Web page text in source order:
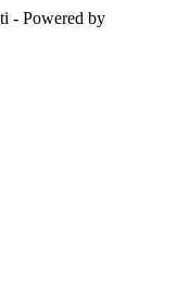
- Powered by